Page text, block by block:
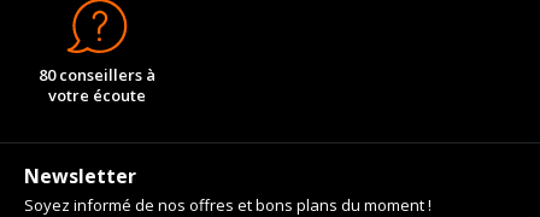
80 conseillers à
votre écoute
Newsletter
Soyez informé de nos offres et bons plans du moment !